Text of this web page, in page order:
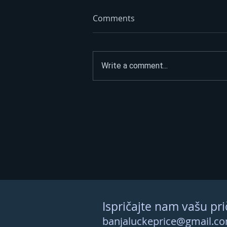
Comments
Write a comment...
Ispričajte nam vašu